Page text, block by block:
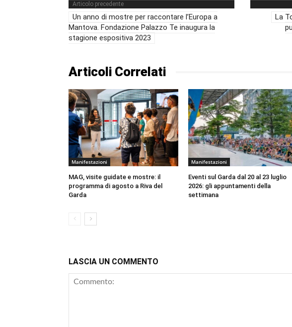
Articolo precedente
Un anno di mostre per raccontare l’Europa a
Mantova. Fondazione Palazzo Te inaugura la
stagione espositiva 2023
La
Articoli Correlati
Manifestazioni
MAG, visite guidate e mostre: il
programma di agosto a Riva del
Garda
Manifestazioni
Eventi sul Garda dal 20 al 23 luglio
2026: gli appuntamenti della
settimana
LASCIA UN COMMENTO